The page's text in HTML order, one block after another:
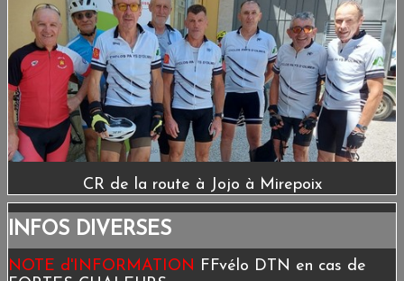
CR de la route à Jojo à Mirepoix
INFOS DIVERSES
NOTE d'INFORMATION FFvélo DTN en cas de